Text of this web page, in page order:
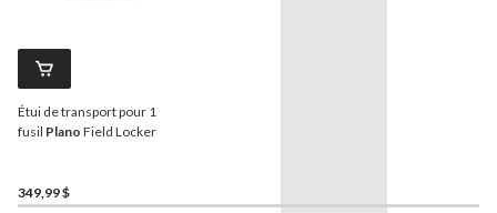
Étui de transport pour 1
fusil Plano Field Locker
349,99 $